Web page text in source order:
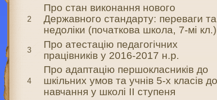
2
Про стан виконання нового
Державного стандарту: переваги та
недоліки (початкова школа, 7-мі кл.)
3
Про атестацію педагогічних
працівників у 2016-2017 н.р.
4
Про адаптацію першокласників до
шкільних умов та учнів 5-х класів
навчання у школі ІІ ступеня